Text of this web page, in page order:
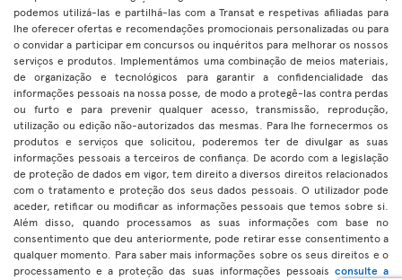
podemos utilizá-las e partilhá-las com a Transat e respetivas afiliadas para
lhe oferecer ofertas e recomendações promocionais personalizadas ou para
o convidar a participar em concursos ou inquéritos para melhorar os nossos
serviços e produtos. Implementámos uma combinação de meios materiais,
de organização e tecnológicos para garantir a confidencialidade das
informações pessoais na nossa posse, de modo a protegê-las contra perdas
ou furto e para prevenir qualquer acesso, transmissão, reprodução,
utilização ou edição não-autorizados das mesmas. Para lhe fornecermos os
produtos e serviços que solicitou, poderemos ter de divulgar as suas
informações pessoais a terceiros de confiança. De acordo com a legislação
de proteção de dados em vigor, tem direito a diversos direitos relacionados
com o tratamento e proteção dos seus dados pessoais. O utilizador pode
aceder, retificar ou modificar as informações pessoais que temos sobre si.
Além disso, quando processamos as suas informações com base no
consentimento que deu anteriormente, pode retirar esse consentimento a
qualquer momento. Para saber mais informações sobre os seus direitos e o
processamento e a proteção das suas informações pessoais consulte a